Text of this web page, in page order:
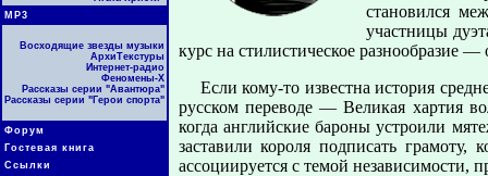
МР3
Восходящие звезды музыки
АрхиТекстуры
Интернет-радио
Феномены-Х
Рассказы серии "Авантюра"
Рассказы серии "Герои спорта"
Форум
Гостевая книга
Ссылки
становился
участницы
курс на стилистическое разнообразие
Если кому-то известна история
русском переводе — Великая хартия
когда английские бароны устроили
заставили короля подписать
ассоциируется с темой